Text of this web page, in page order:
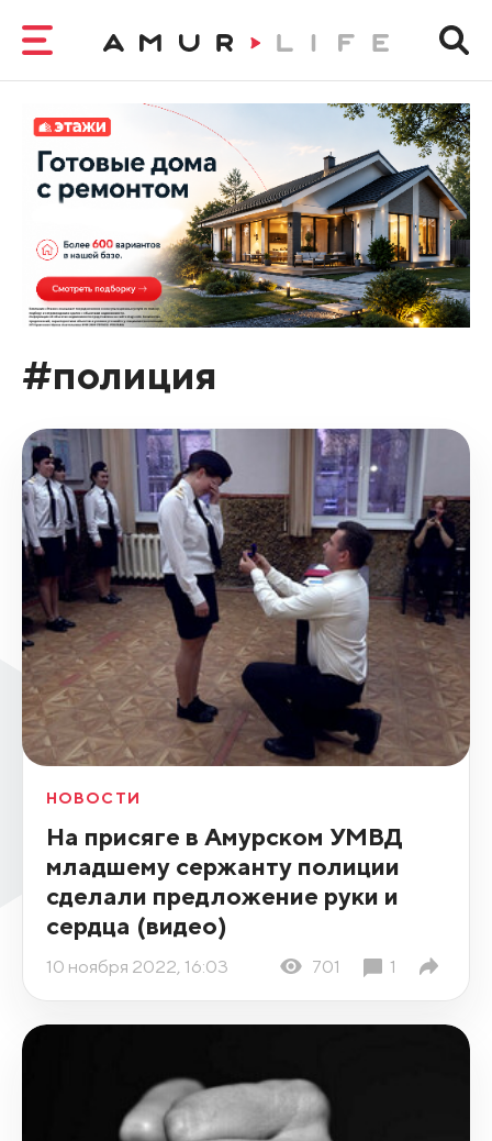
#полиция
НОВОСТИ
На присяге в Амурском УМВД
младшему сержанту полиции
сделали предложение руки и
сердца (видео)
10 ноября 2022, 16:03 701 1